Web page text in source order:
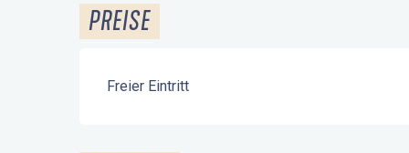
PREISE
Freier Eintritt